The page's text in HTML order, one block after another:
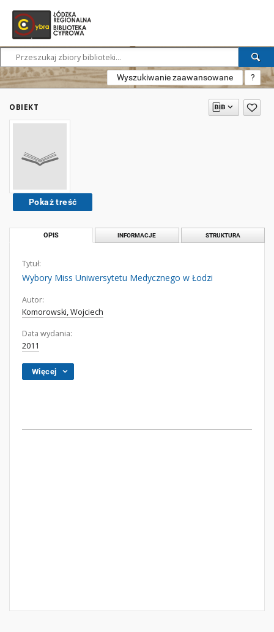
Wyszukiwanie zaawansowane ?
OBIEKT
Pokaż treść
OPIS INFORMACJE STRUKTURA
Tytuł:
Wybory Miss Uniwersytetu Medycznego w Łodzi
Autor:
Komorowski, Wojciech
Data wydania:
2011
Więcej